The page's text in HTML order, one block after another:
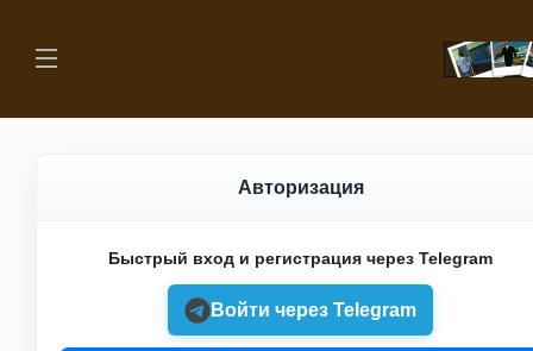
Авторизация
Быстрый вход и регистрация через Telegram
Войти через Telegram